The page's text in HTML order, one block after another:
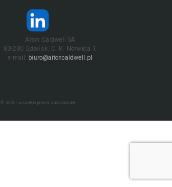
Aiton Caldwell SA
80-280 Gdańsk, C. K. Norwida 1
e-mail:
biuro@aitoncaldwell.pl
© 2026 - wszelkie prawa zastrzeżone